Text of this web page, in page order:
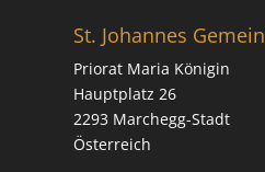
St. Johannes
Priorat Maria Königin
Hauptplatz 26
2293 Marchegg-Stadt
Österreich